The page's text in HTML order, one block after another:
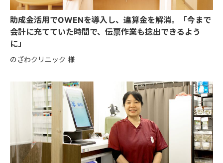
助成金活用でOWENを導入し、違算金を解消。「今まで
会計に充てていた時間で、伝票作業も捻出できるよう
に」
のざわクリニック 様